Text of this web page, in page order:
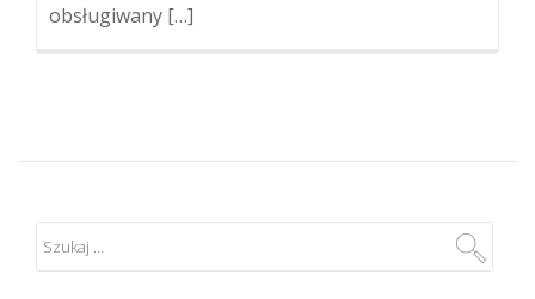
obsługiwany […]